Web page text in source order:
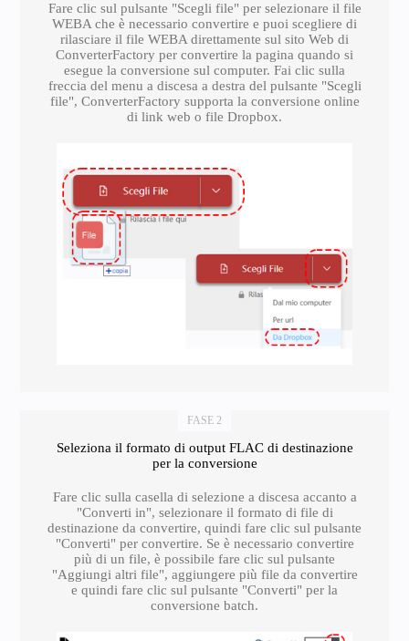
Fare clic sul pulsante "Scegli file" per selezionare il file
WEBA che è necessario convertire e puoi scegliere di
rilasciare il file WEBA direttamente sul sito Web di
ConverterFactory per convertire la pagina quando si
esegue la conversione sul computer. Fai clic sulla
freccia del menu a discesa a destra del pulsante "Scegli
file", ConverterFactory supporta la conversione online
di link web o file Dropbox.
FASE 2
Seleziona il formato di output FLAC di destinazione
per la conversione
Fare clic sulla casella di selezione a discesa accanto a
"Converti in", selezionare il formato di file di
destinazione da convertire, quindi fare clic sul pulsante
"Converti" per convertire. Se è necessario convertire
più di un file, è possibile fare clic sul pulsante
"Aggiungi altri file", aggiungere più file da convertire
e quindi fare clic sul pulsante "Converti" per la
conversione batch.